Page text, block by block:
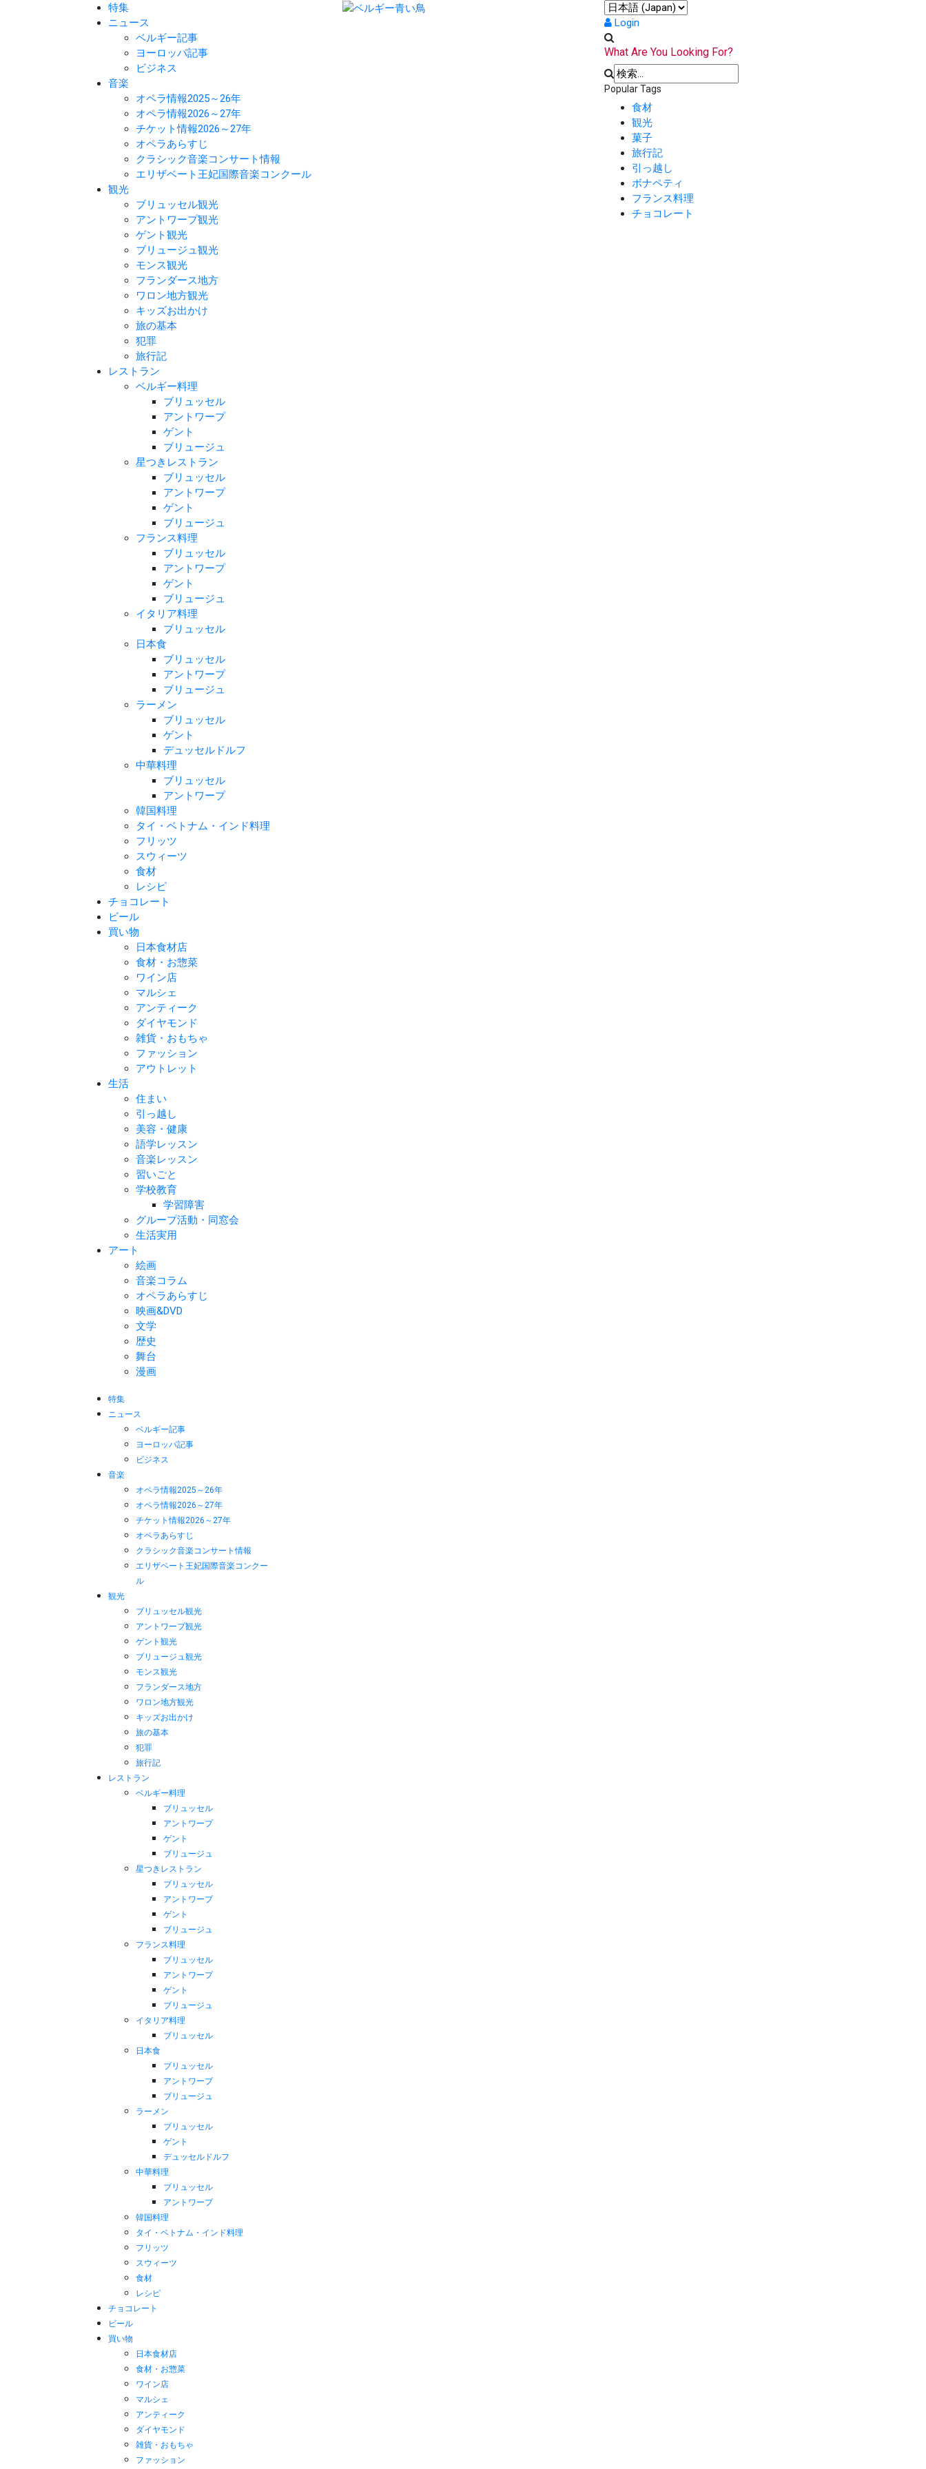
特集
ニュース
ベルギー記事
ヨーロッパ記事
ビジネス
音楽
オペラ情報2025～26年
オペラ情報2026～27年
チケット情報2026～27年
オペラあらすじ
クラシック音楽コンサート情報
エリザベート王妃国際音楽コンクール
観光
ブリュッセル観光
アントワープ観光
ゲント観光
ブリュージュ観光
モンス観光
フランダース地方
ワロン地方観光
キッズお出かけ
旅の基本
犯罪
旅行記
レストラン
ベルギー料理
ブリュッセル
アントワープ
ゲント
ブリュージュ
星つきレストラン
ブリュッセル
アントワープ
ゲント
ブリュージュ
フランス料理
ブリュッセル
アントワープ
ゲント
ブリュージュ
イタリア料理
ブリュッセル
日本食
ブリュッセル
アントワープ
ブリュージュ
ラーメン
ブリュッセル
ゲント
デュッセルドルフ
中華料理
ブリュッセル
アントワープ
韓国料理
タイ・ベトナム・インド料理
フリッツ
スウィーツ
食材
レシピ
チョコレート
ビール
買い物
日本食材店
食材・お惣菜
ワイン店
マルシェ
アンティーク
ダイヤモンド
雑貨・おもちゃ
ファッション
アウトレット
生活
住まい
引っ越し
美容・健康
語学レッスン
音楽レッスン
習いごと
学校教育
学習障害
グループ活動・同窓会
生活実用
アート
絵画
音楽コラム
オペラあらすじ
映画&DVD
文学
歴史
舞台
漫画
Login
What Are You Looking For?
Popular Tags
食材
観光
菓子
旅行記
引っ越し
ボナペティ
フランス料理
チョコレート
特集
ニュース
ベルギー記事
ヨーロッパ記事
ビジネス
音楽
オペラ情報2025～26年
オペラ情報2026～27年
チケット情報2026～27年
オペラあらすじ
クラシック音楽コンサート情報
エリザベート王妃国際音楽コンクー
ル
観光
ブリュッセル観光
アントワープ観光
ゲント観光
ブリュージュ観光
モンス観光
フランダース地方
ワロン地方観光
キッズお出かけ
旅の基本
犯罪
旅行記
レストラン
ベルギー料理
ブリュッセル
アントワープ
ゲント
ブリュージュ
星つきレストラン
ブリュッセル
アントワープ
ゲント
ブリュージュ
フランス料理
ブリュッセル
アントワープ
ゲント
ブリュージュ
イタリア料理
ブリュッセル
日本食
ブリュッセル
アントワープ
ブリュージュ
ラーメン
ブリュッセル
ゲント
デュッセルドルフ
中華料理
ブリュッセル
アントワープ
韓国料理
タイ・ベトナム・インド料理
フリッツ
スウィーツ
食材
レシピ
チョコレート
ビール
買い物
日本食材店
食材・お惣菜
ワイン店
マルシェ
アンティーク
ダイヤモンド
雑貨・おもちゃ
ファッション